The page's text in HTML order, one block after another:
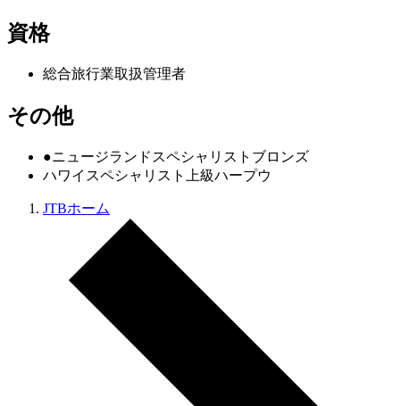
資格
総合旅行業取扱管理者
その他
●ニュージランドスペシャリストブロンズ
ハワイスペシャリスト上級ハープウ
JTBホーム